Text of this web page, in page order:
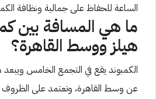
الساعة للحفاظ على جمالية ونظافة
ما هي المسافة بين
هيلز ووسط القاهرة؟
الكمبوند يقع في التجمع الخامس
عن وسط القاهرة، وتعتمد على